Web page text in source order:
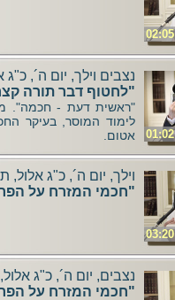
02:05
01:02
נצבים וילך, יום ה´,
"לחטוף דבר תורה
"ראשית דעת - חכמה".
לימוד המוסר, בעיקר
אטום.
03:20
וילך, יום ה´, כ"ג אלול,
"חכמי המזרח על
נצבים, יום ה´, כ"ג
"חכמי המזרח על